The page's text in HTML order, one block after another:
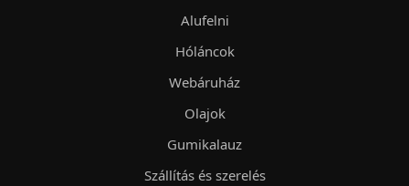
Alufelni
Hóláncok
Webáruház
Olajok
Gumikalauz
Szállítás és szerelés